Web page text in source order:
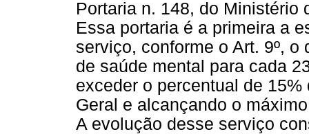
Portaria n. 148, do Ministério
Essa portaria é a primeira a
serviço, conforme o Art. 9º,
de saúde mental para cada
exceder o percentual de
Geral e alcançando o
A evolução desse serviço